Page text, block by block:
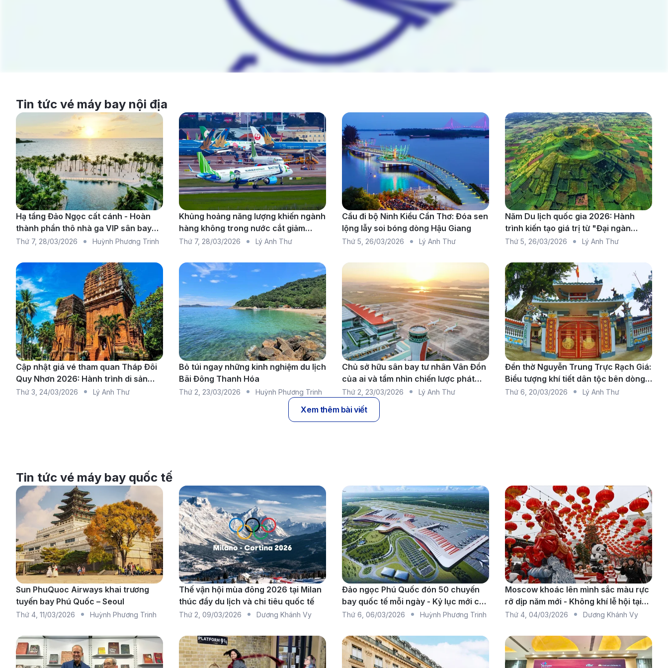
Tin tức vé máy bay nội địa
Hạ tầng Đảo Ngọc cất cánh - Hoàn
thành phần thô nhà ga VIP sân bay
Phú Quốc
Thứ 7, 28/03/2026 Huỳnh Phương Trinh
Khủng hoảng năng lượng khiến ngành
hàng không trong nước cắt giảm
chuyến bay do thiếu nhiên liệu diện
Thứ 7, 28/03/2026 Lý Anh Thư
Cầu đi bộ Ninh Kiều Cần Thơ: Đóa sen
lộng lẫy soi bóng dòng Hậu Giang
Thứ 5 26/03/2026 Lý Anh Thư
Năm Du lịch quốc gia 2026: Hành
trình kiến tạo giá trị từ "Đại ngàn
chạm biển xanh"
Thứ 5 26/03/2026 Lý Anh Thư
Cập nhật giá vé tham quan Tháp Đôi
Quy Nhơn 2026: Hành trình di sản
Champa
Thứ 3 24/03/2026 Lý Anh Thư
Bỏ túi ngay những kinh nghiệm du lịch
Bãi Đông Thanh Hóa
Thứ 2 23/03/2026 Huỳnh Phương Trinh
Chủ sở hữu sân bay tư nhân Vân Đồn
của ai và tầm nhìn chiến lược phát
triển kinh tế
Thứ 2 23/03/2026 Lý Anh Thư
Đền thờ Nguyễn Trung Trực Rạch Giá:
Biểu tượng khí tiết dân tộc bên dòng
sông Kiên
Thứ 6 20/03/2026 Lý Anh Thư
Xem thêm bài viết
Tin tức vé máy bay quốc tế
Sun PhuQuoc Airways khai trương
tuyến bay Phú Quốc – Seoul
Thứ 4 11/03/2026 Huỳnh Phương Trinh
Thế vận hội mùa đông 2026 tại Milan
thúc đẩy du lịch và chi tiêu quốc tế
Thứ 2 09/03/2026 Dương Khánh Vy
Đảo ngọc Phú Quốc đón 50 chuyến
bay quốc tế mỗi ngày - Kỷ lục mới của
du lịch Việt
Thứ 6 06/03/2026 Huỳnh Phương Trinh
Moscow khoác lên mình sắc màu rực
rỡ dịp năm mới - Không khí lễ hội tại
Nga
Thứ 4 04/03/2026 Dương Khánh Vy